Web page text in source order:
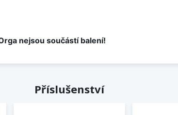
nejsou součástí balení!
Příslušenství